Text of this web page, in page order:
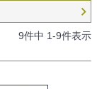
9件中 1-9件表示